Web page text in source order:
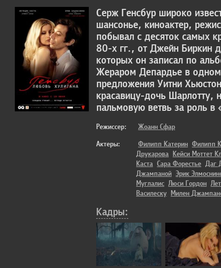
Серж Генсбур широко
шансонье, киноактер,
побывал с десяток самых
80-х гг., от Джейн Биркин
которых он записал по
Жераром Депардье в
предложения Уитни
красавицу-дочь Шарлотту,
пальмовую ветвь за роль в
Режиссер:
Жоанн Сфар
Актеры:
Филипп Катерин Филипп
Друкарова Кейси Моттет
Каста Сара Форестье Даг
Джампаной Эрик
Муглалис Люси Гордон
Василеску Милен
Кадры: